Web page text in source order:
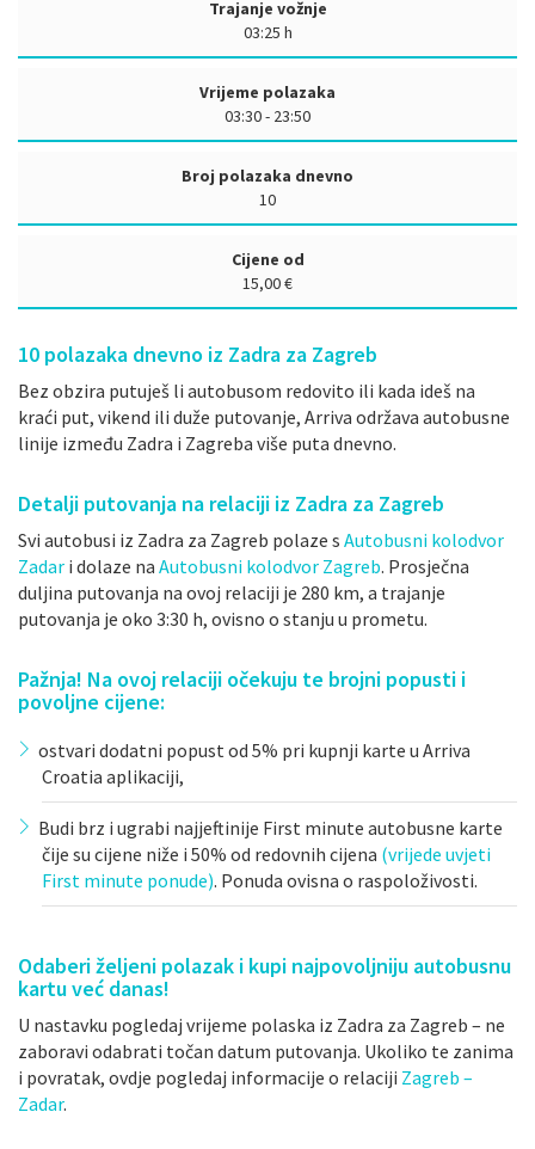
Trajanje vožnje
03:25 h
Vrijeme polazaka
03:30 - 23:50
Broj polazaka dnevno
10
Cijene od
15,00 €
10 polazaka dnevno iz Zadra za Zagreb
Bez obzira putuješ li autobusom redovito ili kada ideš na
kraći put, vikend ili duže putovanje, Arriva održava autobusne
linije između Zadra i Zagreba više puta dnevno.
Detalji putovanja na relaciji iz Zadra za Zagreb
Svi autobusi iz Zadra za Zagreb polaze s Autobusni kolodvor
Zadar i dolaze na Autobusni kolodvor Zagreb. Prosječna
duljina putovanja na ovoj relaciji je 280 km, a trajanje
putovanja je oko 3:30 h, ovisno o stanju u prometu.
Pažnja! Na ovoj relaciji očekuju te brojni popusti i
povoljne cijene:
ostvari dodatni popust od 5% pri kupnji karte u Arriva
Croatia aplikaciji,
Budi brz i ugrabi najjeftinije First minute autobusne karte
čije su cijene niže i 50% od redovnih cijena (vrijede uvjeti
First minute ponude). Ponuda ovisna o raspoloživosti.
Odaberi željeni polazak i kupi najpovoljniju autobusnu
kartu već danas!
U nastavku pogledaj vrijeme polaska iz Zadra za Zagreb – ne
zaboravi odabrati točan datum putovanja. Ukoliko te zanima
i povratak, ovdje pogledaj informacije o relaciji Zagreb –
Zadar.